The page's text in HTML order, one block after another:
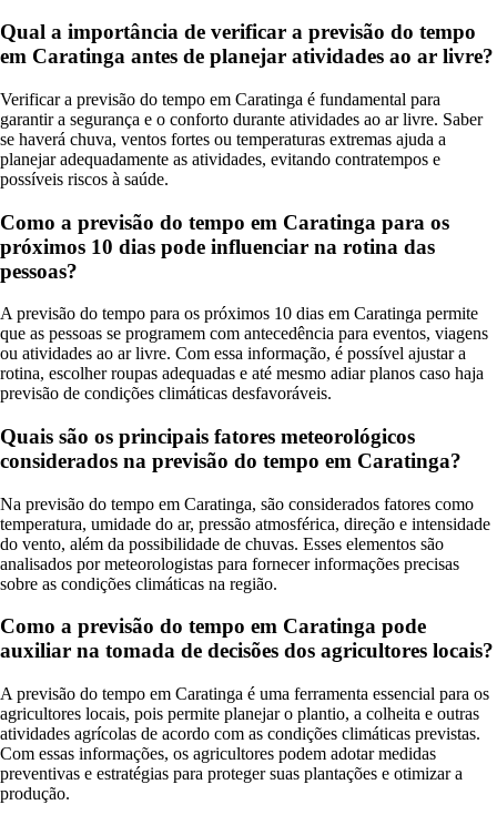
Qual a importância de verificar a previsão do tempo
em Caratinga antes de planejar atividades ao ar livre?
Verificar a previsão do tempo em Caratinga é fundamental para
garantir a segurança e o conforto durante atividades ao ar livre. Saber
se haverá chuva, ventos fortes ou temperaturas extremas ajuda a
planejar adequadamente as atividades, evitando contratempos e
possíveis riscos à saúde.
Como a previsão do tempo em Caratinga para os
próximos 10 dias pode influenciar na rotina das
pessoas?
A previsão do tempo para os próximos 10 dias em Caratinga permite
que as pessoas se programem com antecedência para eventos, viagens
ou atividades ao ar livre. Com essa informação, é possível ajustar a
rotina, escolher roupas adequadas e até mesmo adiar planos caso haja
previsão de condições climáticas desfavoráveis.
Quais são os principais fatores meteorológicos
considerados na previsão do tempo em Caratinga?
Na previsão do tempo em Caratinga, são considerados fatores como
temperatura, umidade do ar, pressão atmosférica, direção e intensidade
do vento, além da possibilidade de chuvas. Esses elementos são
analisados por meteorologistas para fornecer informações precisas
sobre as condições climáticas na região.
Como a previsão do tempo em Caratinga pode
auxiliar na tomada de decisões dos agricultores locais?
A previsão do tempo em Caratinga é uma ferramenta essencial para os
agricultores locais, pois permite planejar o plantio, a colheita e outras
atividades agrícolas de acordo com as condições climáticas previstas.
Com essas informações, os agricultores podem adotar medidas
preventivas e estratégias para proteger suas plantações e otimizar a
produção.